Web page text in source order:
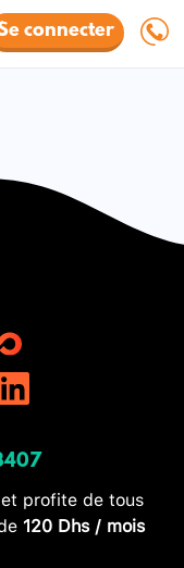
connecter
profite de tous
120 Dhs / mois